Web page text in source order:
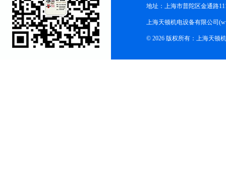
地址：上海市普陀区金通路
上海天顿机电设备有限公司
© 2026 版权所有：上海天顿